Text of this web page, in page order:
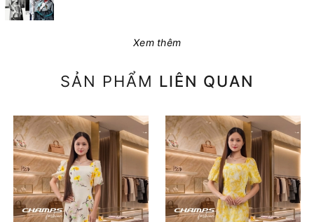
Xem thêm
SẢN PHẨM LIÊN QUAN